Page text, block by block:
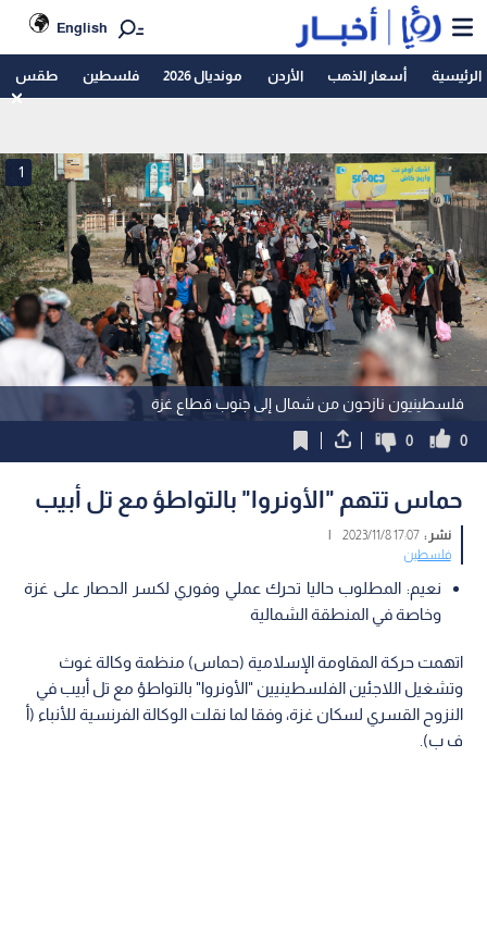
English
الرئيسية أسعار الذهب الأردن مونديال 2026 فلسطين طقس
فلسطينيون نازحون من شمال إلى جنوب قطاع غزة
1
0
0
حماس تتهم "الأونروا" بالتواطؤ مع تل أبيب
نشر :17:07 2023/11/8
|
فلسطين
نعيم: المطلوب حاليا تحرك عملي وفوري لكسر الحصار على غزة
وخاصة في المنطقة الشمالية
اتهمت حركة المقاومة الإسلامية (حماس) منظمة وكالة غوث
وتشغيل اللاجئين الفلسطينيين "الأونروا" بالتواطؤ مع تل أبيب في
النزوح القسري لسكان غزة، وفقا لما نقلت الوكالة الفرنسية للأنباء (أ
ف ب).